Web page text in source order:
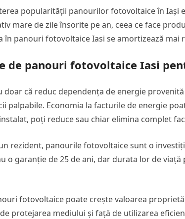
popularității panourilor fotovoltaice în Iași
mare de zile însorite pe an, ceea ce face
în panouri fotovoltaice Iasi se amortizează mai
de panouri fotovoltaice Iasi
doar că reduc dependența de energie
palpabile. Economia la facturile de energie
poți reduce sau chiar elimina complet
rezident, panourile fotovoltaice sunt o
o garanție de 25 de ani, dar durata lor de viață
fotovoltaice poate crește valoarea
protejarea mediului și față de utilizarea